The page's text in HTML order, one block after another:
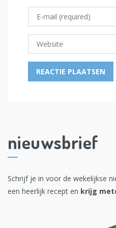
nieuwsbrief
Schrijf je in voor de wekelijkse
een heerlijk recept en krijg